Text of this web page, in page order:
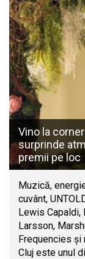
Vino la
surprinde
premii pe loc
Muzică,
cuvânt,
Lewis Capaldi,
Larsson,
Frequencies și
Cluj este unul